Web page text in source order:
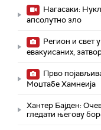
Нагасаки:
апсолутно зло
Регион и свет
евакуисаних,
Прво
Моџтабe Хамнеија
Хантер Бајден:
гледати његову